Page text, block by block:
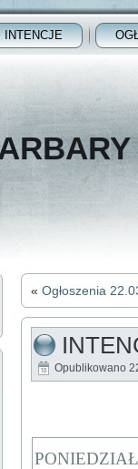
INTENCJE
« Ogłoszenia
Opublikowano